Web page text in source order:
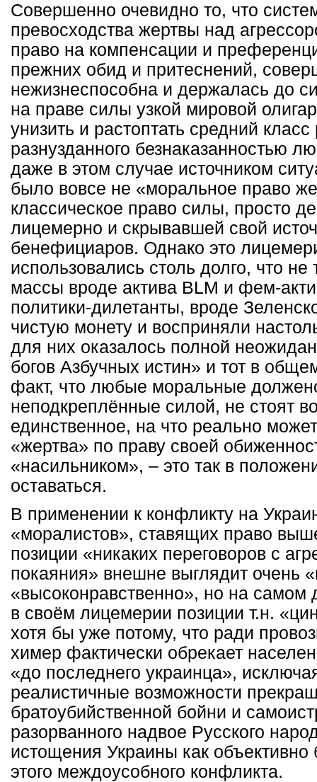
Совершенно очевидно то, что
превосходства жертвы над
право на компенсации и
прежних обид и притеснений,
нежизнеспособна и держалась до
на праве силы узкой мировой
унизить и растоптать средний
разнузданного безнаказанностью
даже в этом случае источником
было вовсе не «моральное право
классическое право силы, просто
лицемерно и скрывавшей свой
бенефициаров. Однако это
использовались столь долго, что
массы вроде актива BLM и фем-
политики-дилетанты, вроде
чистую монету и восприняли
для них оказалось полной
богов Азбучных истин» и тот в
факт, что любые моральные
неподкреплённые силой, не стоят
единственное, на что реально
«жертва» по праву своей
«насильником», – это так в
оставаться.
В применении к конфликту на
«моралистов», ставящих право
позиции «никаких переговоров с
покаяния» внешне выглядит очень
«высоконравственно», но на самом
в своём лицемерии позиции т.н.
хотя бы уже потому, что ради
химер фактически обрекает
«до последнего украинца»,
реалистичные возможности
братоубийственной бойни и
разорванного надвое Русского
истощения Украины как
этого междоусобного конфликта.